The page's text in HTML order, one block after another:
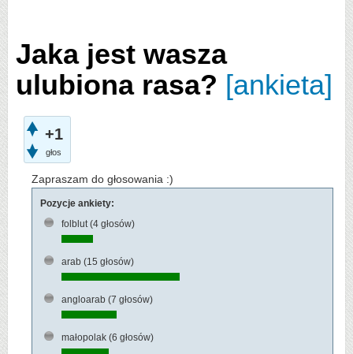
Jaka jest wasza
ulubiona rasa? [ankieta]
+1
głos
Zapraszam do głosowania :)
Pozycje ankiety:
folblut(4 głosów)
arab (15 głosów)
angloarab (7 głosów)
małopolak (6 głosów)